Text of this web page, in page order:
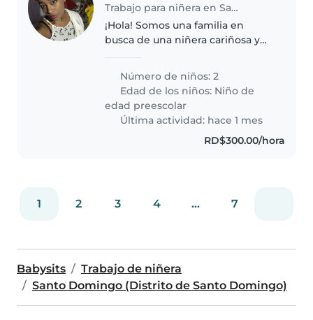
Trabajo para niñera en Santo Domingo (Distrito de Santo Domingo)
¡Hola! Somos una familia en
busca de una niñera cariñosa y
nuestros dos niños en edad
preescolar. Nuestros hijos son
muy energéticos, curiosos y
creativos...
Número de niños: 2
Edad de los niños: Niño de
edad preescolar
Última actividad: hace 1 mes
RD$300.00/hora
1 2 3 4 ... 7
Babysits
Trabajo de niñera
Santo Domingo (Distrito de Santo Domingo)